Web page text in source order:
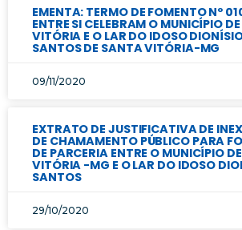
EMENTA: TERMO DE FOMENTO Nº
ENTRE SI CELEBRAM O MUNICÍPIO
VITÓRIA E O LAR DO IDOSO
SANTOS DE SANTA VITÓRIA-MG
09/11/2020
EXTRATO DE JUSTIFICATIVA DE
DE CHAMAMENTO PÚBLICO PARA
DE PARCERIA ENTRE O MUNICÍPIO
VITÓRIA -MG E O LAR DO IDOSO
SANTOS
29/10/2020